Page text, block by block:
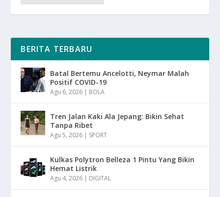
BERITA TERBARU
Batal Bertemu Ancelotti, Neymar Malah
Positif COVID-19
Agu 6, 2026 | BOLA
Tren Jalan Kaki Ala Jepang: Bikin Sehat
Tanpa Ribet
Agu 5, 2026 | SPORT
Kulkas Polytron Belleza 1 Pintu Yang Bikin
Hemat Listrik
Agu 4, 2026 | DIGITAL